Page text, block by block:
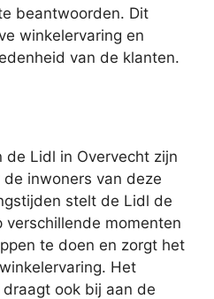
beantwoorden. Dit
winkelervaring en
van de klanten.
de Lidl in Overvecht zijn
inwoners van deze
stelt de Lidl de
momenten
te doen en zorgt het
Het
ook bij aan de